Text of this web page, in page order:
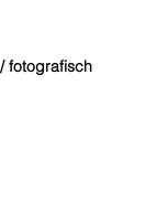
fotografisch